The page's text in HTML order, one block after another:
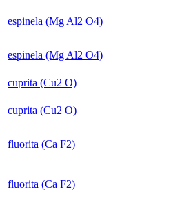
espinela (Mg Al2 O4)
espinela (Mg Al2 O4)
cuprita (Cu2 O)
cuprita (Cu2 O)
fluorita (Ca F2)
fluorita (Ca F2)